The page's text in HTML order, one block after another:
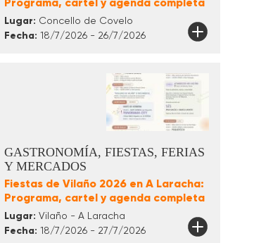
Programa, cartel y agenda completa
Lugar: Concello de Covelo
Fecha: 18/7/2026 - 26/7/2026
GASTRONOMÍA, FIESTAS, FERIAS
Y MERCADOS
Fiestas de Vilaño 2026 en A Laracha:
Programa, cartel y agenda completa
Lugar: Vilaño - A Laracha
Fecha: 18/7/2026 - 27/7/2026